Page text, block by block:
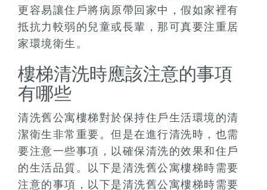
更容易讓住戶將病原帶回家中，假如家裡有
抵抗力較弱的兒童或長輩，那可真要注重居
家環境衛生。
樓梯清洗時應該注意的事項
有哪些
清洗舊公寓樓梯對於保持住戶生活環境的清
潔衛生非常重要。但是在進行清洗時，也需
要注意一些事項，以確保清洗的效果和住戶
的生活品質。以下是清洗舊公寓樓梯時需要
注意的事項，以下是清洗舊公寓樓梯時需要